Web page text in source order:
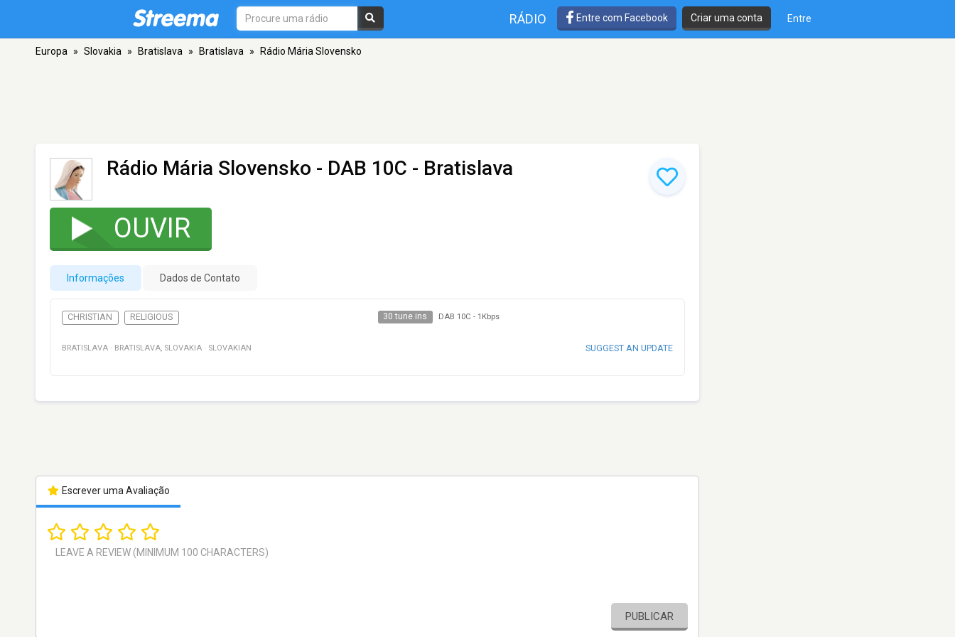
RÁDIO Entre com Facebook Criar uma conta Entre
Europa » Slovakia » Bratislava » Bratislava » Rádio Mária Slovensko
Rádio Mária Slovensko - DAB 10C - Bratislava
OUVIR
Informações Dados de Contato
CHRISTIAN RELIGIOUS 30 tune ins DAB 10C - 1Kbps
BRATISLAVA · BRATISLAVA, SLOVAKIA · SLOVAKIAN SUGGEST AN UPDATE
Escrever uma Avaliação
PUBLICAR